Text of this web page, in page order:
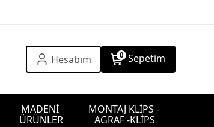
Hesabım 0 Sepetim
MADENİ
ÜRÜNLER
MONTAJ KLİPS -
AGRAF -KLİPS